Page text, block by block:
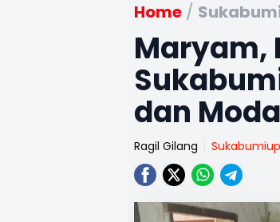
Home /
Maryam,
dan
Ragil Gilang